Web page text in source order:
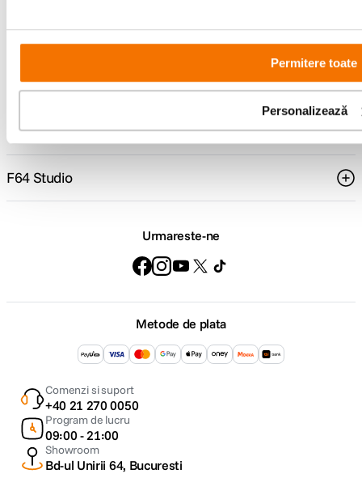
Permitere toate
Personalizează
Comenzi si livrare
Suport
Service si garantii
F64 Studio
Urmareste-ne
Metode de plata
Comenzi si suport
+40 21 270 0050
Program de lucru
09:00 - 21:00
Showroom
Bd-ul Unirii 64, Bucuresti